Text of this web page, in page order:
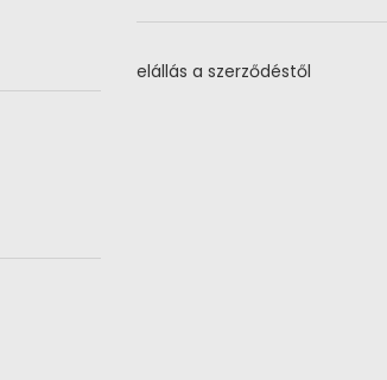
elállás a szerződéstől